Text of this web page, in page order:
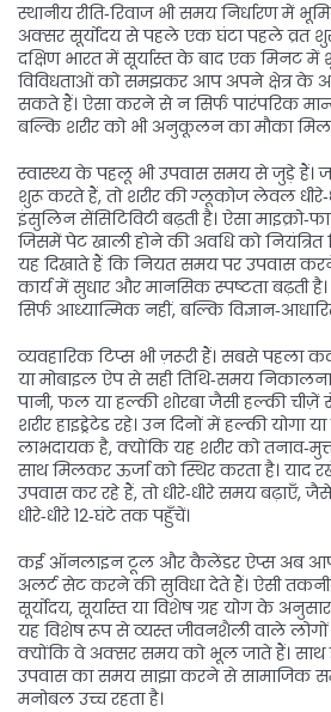
स्थानीय रीति‑रिवाज भी समय निर्धारण में
अक्सर सूर्योदय से पहले एक घंटा पहले व्रत
दक्षिण भारत में सूर्यास्त के बाद एक मिनट में
विविधताओं को समझकर आप अपने क्षेत्र के
सकते हैं। ऐसा करने से न सिर्फ पारंपरिक
बल्कि शरीर को भी अनुकूलन का मौका
स्वास्थ्य के पहलू भी उपवास समय से जुड़े हैं।
शुरू करते हैं, तो शरीर की ग्लूकोज लेवल
इंसुलिन सेंसिटिविटी बढ़ती है। ऐसा
जिसमें पेट खाली होने की अवधि को
यह दिखाते हैं कि नियत समय पर उपवास
कार्य में सुधार और मानसिक स्पष्टता बढ़ती
सिर्फ आध्यात्मिक नहीं, बल्कि
व्यवहारिक टिप्स भी ज़रूरी हैं। सबसे पहला
या मोबाइल ऐप से सही तिथि‑समय
पानी, फल या हल्की शोरबा जैसी हल्की
शरीर हाइड्रेटेड रहे। उन दिनों में हल्की योगा
लाभदायक है, क्योंकि यह शरीर को
साथ मिलकर ऊर्जा को स्थिर करता है। याद
उपवास कर रहे हैं, तो धीरे‑धीरे समय बढ़ाएँ,
धीरे‑धीरे 12‑घंटे तक पहुँचें।
कई ऑनलाइन टूल और कैलेंडर ऐप्स अब
अलर्ट सेट करने की सुविधा देते हैं। ऐसी
सूर्योदय, सूर्यास्त या विशेष ग्रह योग के
यह विशेष रूप से व्यस्त जीवनशैली वाले
क्योंकि वे अक्सर समय को भूल जाते हैं। साथ
उपवास का समय साझा करने से सामाजिक
मनोबल उच्च रहता है।